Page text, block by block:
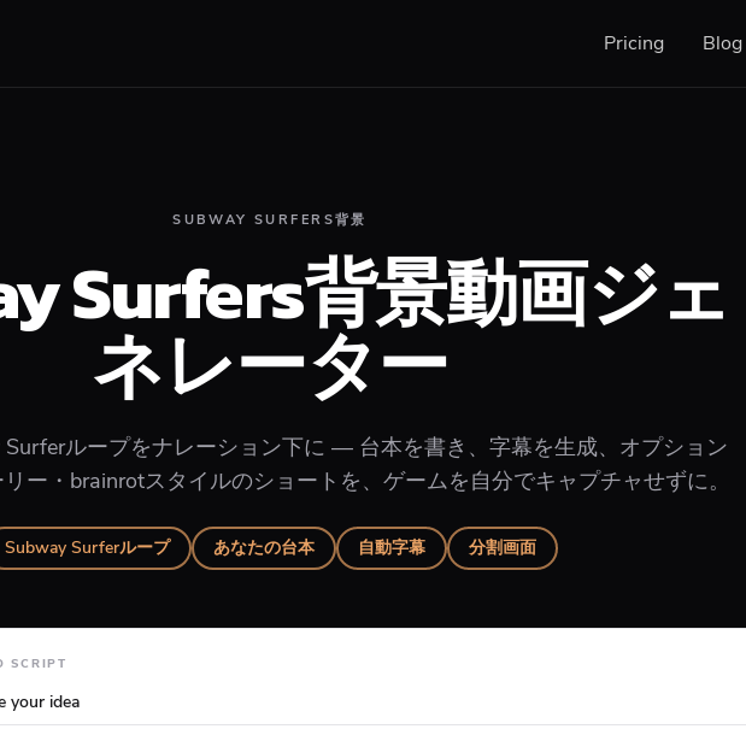
Pricing Blog
SUBWAY SURFERS背景
Surfers背景動画ジェ
ネレーター
Surferループをナレーション下に — 台本を書き、字幕を生成、オプション
ー・brainrotスタイルのショートを、ゲームを自分でキャプチャせずに。
Subway Surferループ あなたの台本 自動字幕 分割画面
SCRIPT
your idea